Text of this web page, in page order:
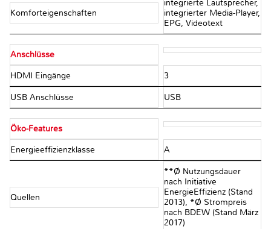
Komforteigenschaften
integrierte Lautsprecher,
integrierter Media-Player,
EPG, Videotext
Anschlüsse
HDMI Eingänge 3
USB Anschlüsse USB
Öko-Features
Energieeffizienzklasse A
Quellen
**Ø Nutzungsdauer
nach Initiative
EnergieEffizienz (Stand
2013), *Ø Strompreis
nach BDEW (Stand März
2017)